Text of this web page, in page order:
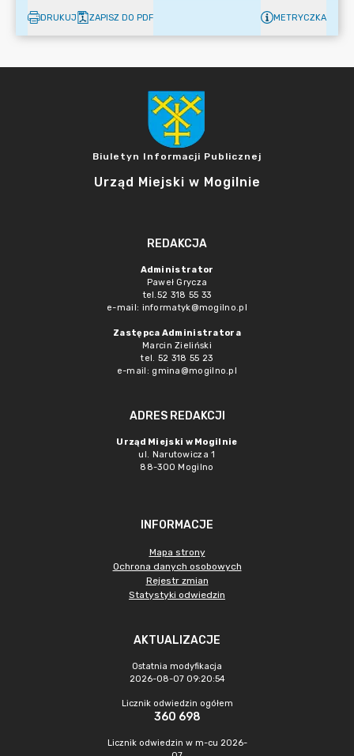
DRUKUJ ZAPISZ DO PDF METRYCZKA
Biuletyn Informacji Publicznej
Urząd Miejski w Mogilnie
REDAKCJA
Administrator
Paweł Grycza
tel.52 318 55 33
e-mail: informatyk@mogilno.pl
Zastępca Administratora
Marcin Zieliński
tel. 52 318 55 23
e-mail: gmina@mogilno.pl
ADRES REDAKCJI
Urząd Miejski w Mogilnie
ul. Narutowicza 1
88-300 Mogilno
INFORMACJE
Mapa strony
Ochrona danych osobowych
Rejestr zmian
Statystyki odwiedzin
AKTUALIZACJE
Ostatnia modyfikacja
2026-08-07 09:20:54
Licznik odwiedzin ogółem
360 698
Licznik odwiedzin w m-cu 2026-